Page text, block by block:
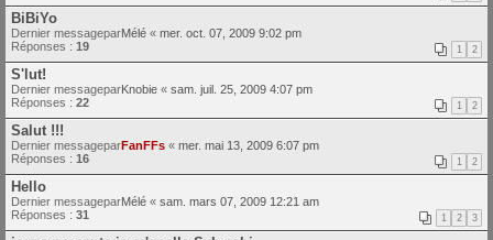
BiBiYo
Dernier messageparMélé « mer. oct. 07, 2009 9:02 pm
Réponses : 19 1 2
S'lut!
Dernier messageparKnobie « sam. juil. 25, 2009 4:07 pm
Réponses : 22 1 2
Salut !!!
Dernier messageparFanFFs « mer. mai 13, 2009 6:07 pm
Réponses : 16 1 2
Hello
Dernier messageparMélé « sam. mars 07, 2009 12:21 am
Réponses : 31 1 2 3